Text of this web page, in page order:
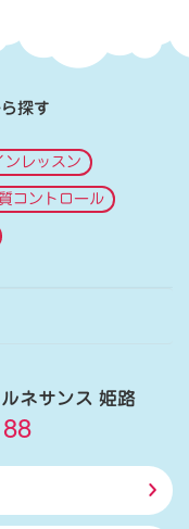
探す
ンレッスン
コントロール
ネサンス 姫路